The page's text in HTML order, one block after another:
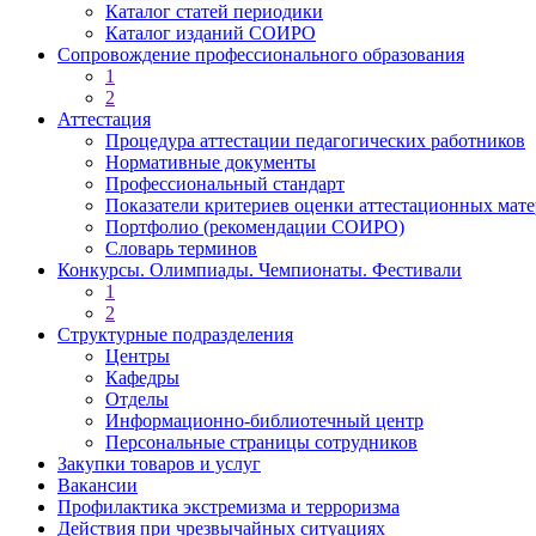
Каталог статей периодики
Каталог изданий СОИРО
Сопровождение профессионального образования
1
2
Аттестация
Процедура аттестации педагогических работников
Нормативные документы
Профессиональный стандарт
Показатели критериев оценки аттестационных
Портфолио (рекомендации СОИРО)
Словарь терминов
Конкурсы. Олимпиады. Чемпионаты. Фестивали
1
2
Структурные подразделения
Центры
Кафедры
Отделы
Информационно-библиотечный центр
Персональные страницы сотрудников
Закупки товаров и услуг
Вакансии
Профилактика экстремизма и терроризма
Действия при чрезвычайных ситуациях